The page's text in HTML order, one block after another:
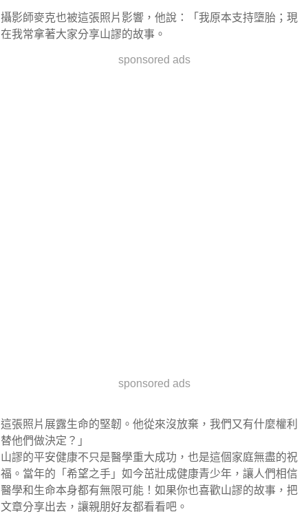
攝影師麥克也被這張照片影響，他說：「我原本支持墮胎；現
在我常拿著大家分享山謬的故事。
sponsored ads
sponsored ads
這張照片展露生命的堅韌。他從來沒放棄，我們又有什麼權利
替他們做決定？」
山謬的平安健康不只是醫學重大成功，也是這個家庭無盡的祝
福。當年的「希望之手」如今茁壯成健康青少年，讓人們相信
醫學和生命本身都有無限可能！如果你也喜歡山謬的故事，把
文章分享出去，讓親朋好友都看看吧。